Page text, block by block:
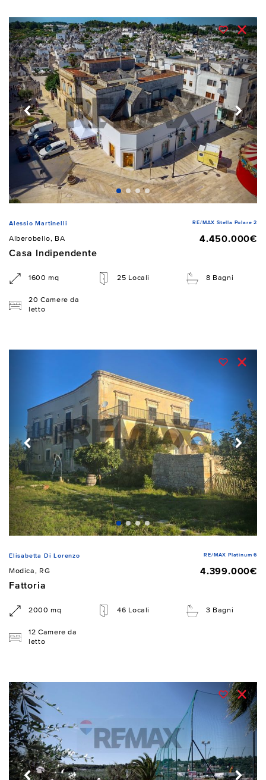
Alessio Martinelli RE/MAX Stella Polare 2
Alberobello, BA
4.450.000€
Casa Indipendente
1600 mq 25 Locali 8 Bagni
20 Camere da
letto
Elisabetta Di Lorenzo RE/MAX Platinum 6
Modica, RG
4.399.000€
Fattoria
2000 mq 46 Locali 3 Bagni
12 Camere da
letto